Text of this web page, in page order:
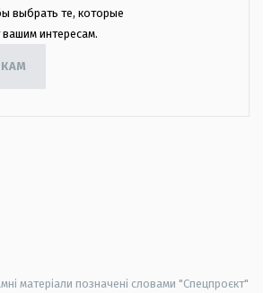
выбрать те, которые
интересам.
матеріали позначені словами "Спецпроєкт"